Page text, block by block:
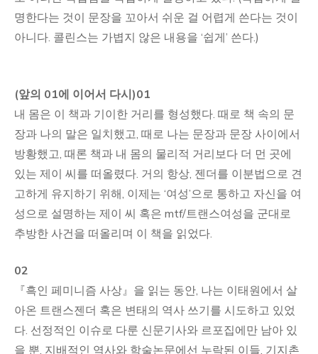
명한다는 것이 문장을 꼬아서 쉬운 걸 어렵게 쓴다는 것이
아니다. 콜린스는 가볍지 않은 내용을 ‘쉽게’ 쓴다.)
(앞의 01에 이어서 다시)01
내 몸은 이 책과 기이한 거리를 형성했다. 때로 책 속의 문
장과 나의 말은 일치했고, 때로 나는 문장과 문장 사이에서
방황했고, 때론 책과 내 몸의 물리적 거리보다 더 먼 곳에
있는 제이 씨를 떠올렸다. 거의 항상, 젠더를 이분법으로 견
고하게 유지하기 위해, 이제는 ‘여성’으로 통하고 자신을 여
성으로 설명하는 제이 씨 혹은 mtf/트랜스여성을 군대로
추방한 사건을 떠올리며 이 책을 읽었다.
02
『흑인 페미니즘 사상』을 읽는 동안, 나는 이태원에서 살
아온 트랜스젠더 혹은 변태의 역사 쓰기를 시도하고 있었
다. 선정적인 이슈로 다룬 신문기사와 르포집에만 남아 있
을 뿐, 지배적인 역사와 학술논문에선 누락된 이들. 기지촌